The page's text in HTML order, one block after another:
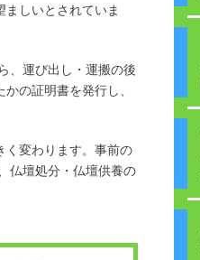
しいとされていま
、運び出し・運搬の後
の証明書を発行し、
く変わります。事前の
仏壇処分・仏壇供養の